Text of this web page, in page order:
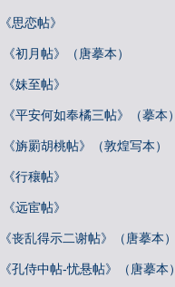
思恋帖》
初月帖》（唐摹本）
妹至帖》
平安何如奉橘三帖》（摹本）
旃罽胡桃帖》（敦煌写本）
行穰帖》
远宦帖》
丧乱得示二谢帖》（唐摹本）
孔侍中帖-忧悬帖》（唐摹本）